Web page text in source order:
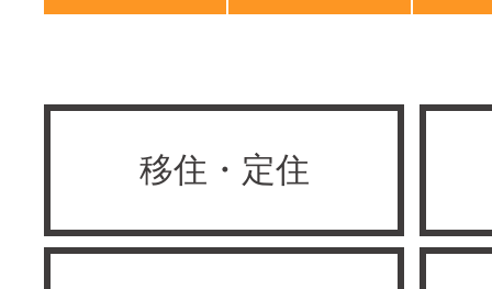
移住・定住